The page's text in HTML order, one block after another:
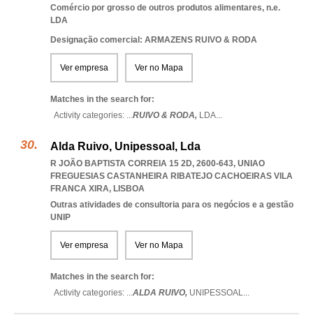
Comércio por grosso de outros produtos alimentares, n.e.
LDA
Designação comercial: ARMAZENS RUIVO & RODA
Ver empresa Ver no Mapa
Matches in the search for:
Activity categories: ...RUIVO & RODA, LDA...
Alda Ruivo, Unipessoal, Lda
R JOÃO BAPTISTA CORREIA 15 2D, 2600-643, UNIAO
FREGUESIAS CASTANHEIRA RIBATEJO CACHOEIRAS VILA
FRANCA XIRA, LISBOA
Outras atividades de consultoria para os negócios e a gestão
UNIP
Ver empresa Ver no Mapa
Matches in the search for:
Activity categories: ...ALDA RUIVO, UNIPESSOAL...